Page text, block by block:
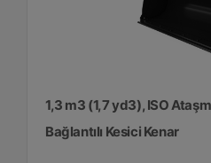
1,3 m3 (1,7 yd3), ISO
Bağlantılı Kesici Kenar